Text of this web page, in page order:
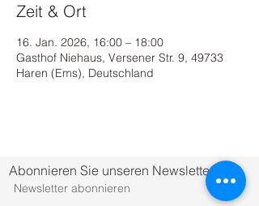
Zeit & Ort
16. Jan. 2026, 16:00 – 18:00
Gasthof Niehaus, Versener Str. 9, 49733
Haren (Ems), Deutschland
Abonnieren Sie unseren Newsletter.
Newsletter abonnieren